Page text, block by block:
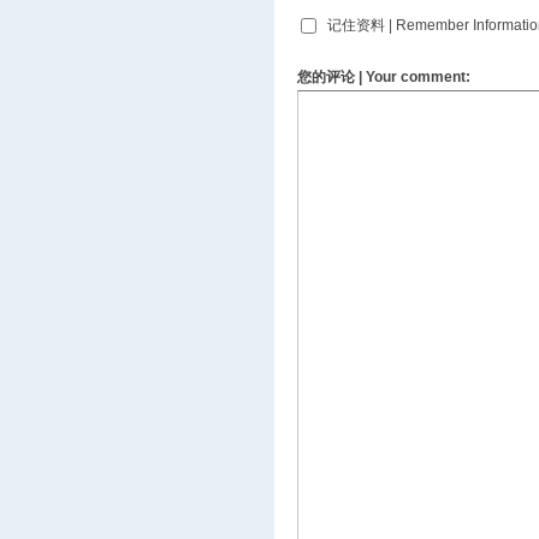
记住资料 | Remember
您的评论 | Your comment: